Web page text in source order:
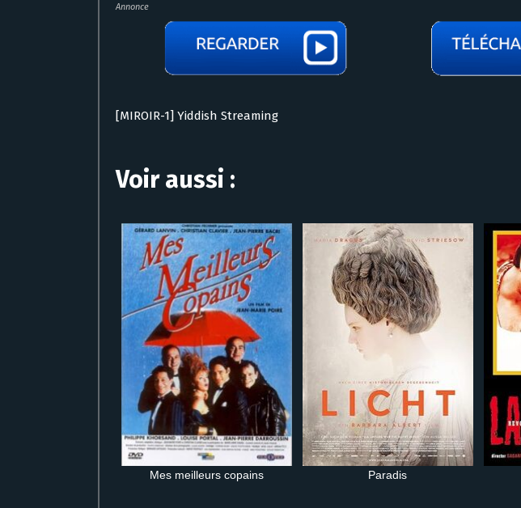
Annonce
[MIROIR-1] Yiddish Streaming
Voir aussi :
Mes meilleurs copains Paradis